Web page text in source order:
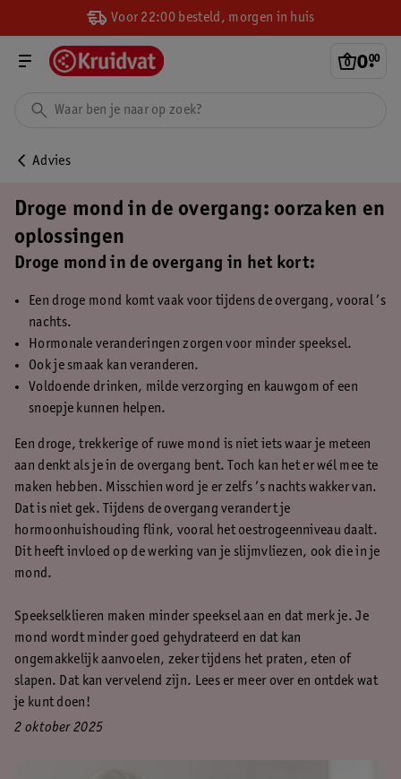
Voor 22:00 besteld, morgen in huis
0.
00
Advies
Droge mond in de overgang: oorzaken en
oplossingen
Droge mond in de overgang in het kort:
Een droge mond komt vaak voor tijdens de overgang, vooral ’s
nachts.
Hormonale veranderingen zorgen voor minder speeksel.
Ook je smaak kan veranderen.
Voldoende drinken, milde verzorging en kauwgom of een
snoepje kunnen helpen.
Een droge, trekkerige of ruwe mond is niet iets waar je meteen
aan denkt als je in de overgang bent. Toch kan het er wél mee te
maken hebben. Misschien word je er zelfs ’s nachts wakker van.
Dat is niet gek. Tijdens de overgang verandert je
hormoonhuishouding flink, vooral het oestrogeenniveau daalt.
Dit heeft invloed op de werking van je slijmvliezen, ook die in je
mond.
Speekselklieren maken minder speeksel aan en dat merk je. Je
mond wordt minder goed gehydrateerd en dat kan
ongemakkelijk aanvoelen, zeker tijdens het praten, eten of
slapen. Dat kan vervelend zijn. Lees er meer over en ontdek wat
je kunt doen!
2 oktober 2025